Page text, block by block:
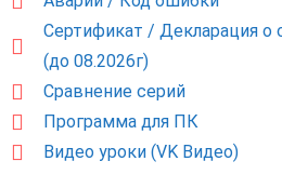
Сертификат / Декларация о
(до 08.2026г)
Сравнение серий
Программа для ПК
Видео уроки (VK Видео)